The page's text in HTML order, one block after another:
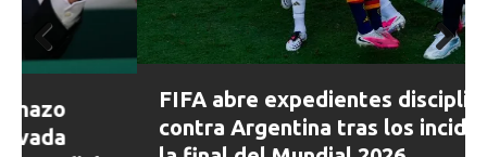
FIFA abre expedientes disciplinarios
contra Argentina tras los incidentes en
Prev